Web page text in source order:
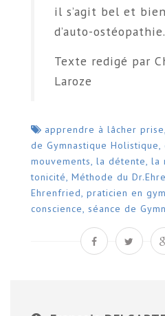
il s’agit bel et
d’auto-ostéopathie.
Texte redigé par
Laroze
apprendre à lâcher prise,
de Gymnastique Holistique,
mouvements, la détente, la
tonicité, Méthode du
Ehrenfried, praticien en
conscience, séance de